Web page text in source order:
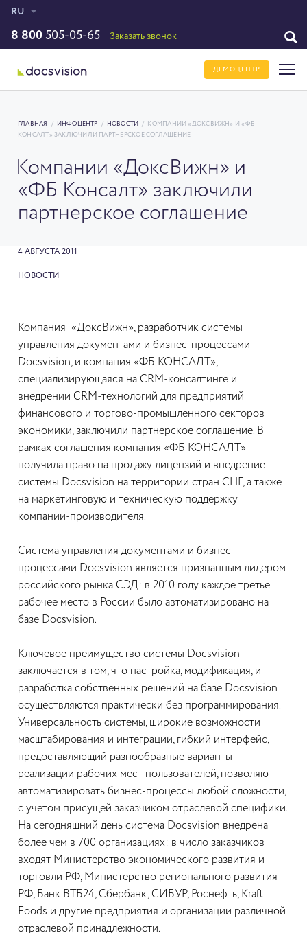
RU
8 800 505-05-65 Заказать звонок
ДЕМОЦЕНТР
ГЛАВНАЯ / ИНФОЦЕНТР / НОВОСТИ /
КОМПАНИИ «ДОКСВИЖН» И «ФБ
КОНСАЛТ» ЗАКЛЮЧИЛИ ПАРТНЕРСКОЕ СОГЛАШЕНИЕ
Компании «ДоксВижн» и
«ФБ Консалт» заключили
партнерское соглашение
4 АВГУСТА 2011
НОВОСТИ
Компания «ДоксВижн», разработчик системы
управления документами и бизнес-процессами
Docsvision, и компания «ФБ КОНСАЛТ»,
специализирующаяся на CRM-консалтинге и
внедрении CRM-технологий для предприятий
финансового и торгово-промышленного секторов
экономики, заключили партнерское соглашение. В
рамках соглашения компания «ФБ КОНСАЛТ»
получила право на продажу лицензий и внедрение
системы Docsvision на территории стран СНГ, а также
на маркетинговую и техническую поддержку
компании-производителя.
Система управления документами и бизнес-
процессами Docsvision является признанным лидером
российского рынка СЭД: в 2010 году каждое третье
рабочее место в России было автоматизировано на
базе Docsvision.
Ключевое преимущество системы Docsvision
заключается в том, что настройка, модификация, и
разработка собственных решений на базе Docsvision
осуществляются практически без программирования.
Универсальность системы, широкие возможности
масштабирования и интеграции, гибкий интерфейс,
предоставляющий разнообразные варианты
реализации рабочих мест пользователей, позволяют
автоматизировать бизнес-процессы любой сложности,
с учетом присущей заказчиком отраслевой специфики.
На сегодняшний день система Docsvision внедрена
более чем в 700 организациях: в число заказчиков
входят Министерство экономического развития и
торговли РФ, Министерство регионального развития
РФ, Банк ВТБ24, Сбербанк, СИБУР, Роснефть, Kraft
Foods и другие предприятия и организации различной
отраслевой принадлежности.